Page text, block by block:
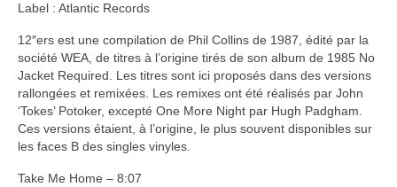
Label : Atlantic Records
12″ers est une compilation de Phil Collins de 1987, édité par la
société WEA, de titres à l’origine tirés de son album de 1985 No
Jacket Required. Les titres sont ici proposés dans des versions
rallongées et remixées. Les remixes ont été réalisés par John
‘Tokes’ Potoker, excepté One More Night par Hugh Padgham.
Ces versions étaient, à l’origine, le plus souvent disponibles sur
les faces B des singles vinyles.
Take Me Home – 8:07